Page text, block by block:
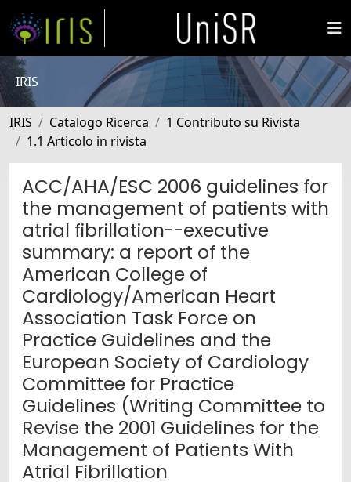
IRIS
IRIS Catalogo Ricerca
1 Contributo su Rivista
1.1 Articolo in rivista
ACC/AHA/ESC 2006 guidelines for
the management of patients with
atrial fibrillation--executive
summary: a report of the
American College of
Cardiology/American Heart
Association Task Force on
Practice Guidelines and the
European Society of Cardiology
Committee for Practice
Guidelines (Writing Committee to
Revise the 2001 Guidelines for the
Management of Patients With
Atrial Fibrillation